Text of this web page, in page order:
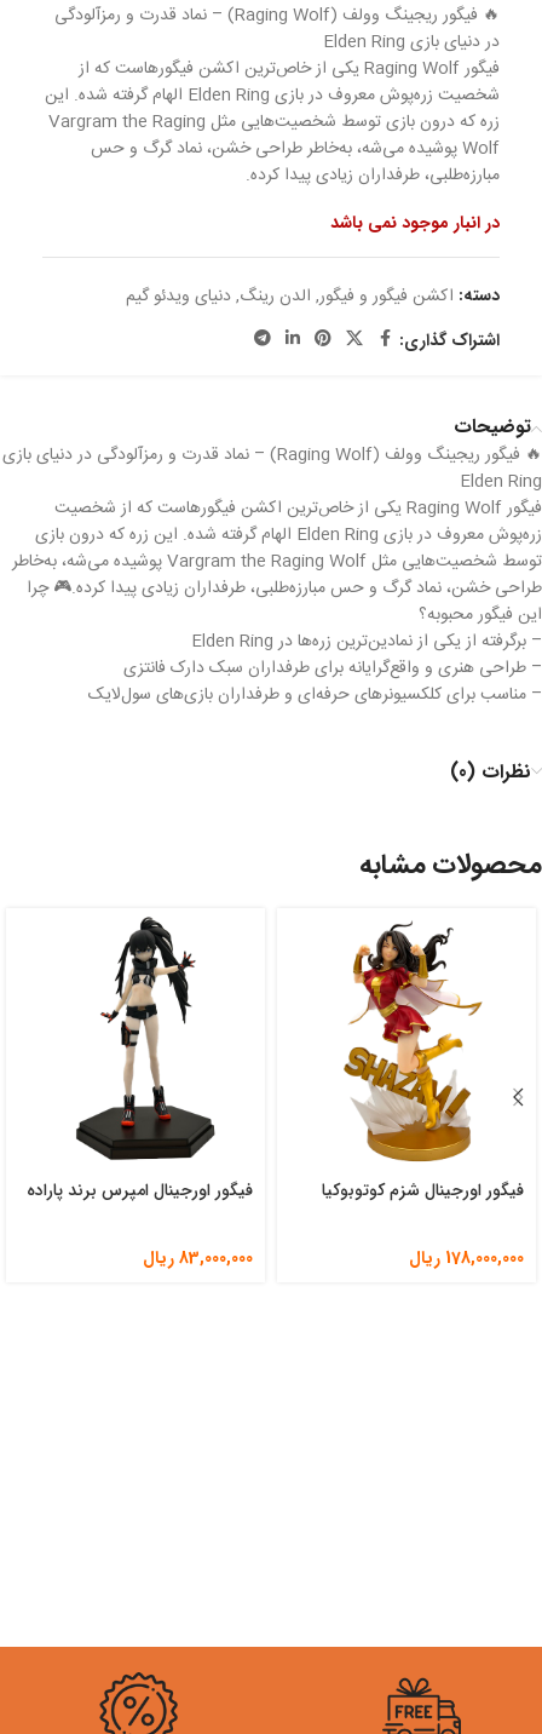
🔥 فیگور ریجینگ وولف (Raging Wolf) – نماد قدرت و رمزآلودگی
در دنیای بازی Elden Ring
فیگور Raging Wolf یکی از خاص‌ترین اکشن فیگورهاست که از
شخصیت زره‌پوش معروف در بازی Elden Ring الهام گرفته شده. این
زره که درون بازی توسط شخصیت‌هایی مثل Vargram the Raging
Wolf پوشیده می‌شه، به‌خاطر طراحی خشن، نماد گرگ و حس
مبارزه‌طلبی، طرفداران زیادی پیدا کرده.
در انبار موجود نمی باشد
دسته: اکشن فیگور و فیگور, الدن رینگ,دنیای ویدئو گیم
اشتراک گذاری:
توضیحات
🔥 فیگور ریجینگ وولف (Raging Wolf) – نماد قدرت و رمزآلودگی در دنیای بازی
Elden Ring
فیگور Raging Wolf یکی از خاص‌ترین اکشن فیگورهاست که از شخصیت
زره‌پوش معروف در بازی Elden Ring الهام گرفته شده. این زره که درون بازی
توسط شخصیت‌هایی مثل Vargram the Raging Wolf پوشیده می‌شه، به‌خاطر
طراحی خشن، نماد گرگ و حس مبارزه‌طلبی، طرفداران زیادی پیدا کرده.🎮 چرا
این فیگور محبوبه؟
– برگرفته از یکی از نمادین‌ترین زره‌ها در Elden Ring
– طراحی هنری و واقع‌گرایانه برای طرفداران سبک دارک فانتزی
– مناسب برای کلکسیونرهای حرفه‌ای و طرفداران بازی‌های سول‌لایک
نظرات (0)
محصولات مشابه
فیگور اورجینال شزم کوتوبوکیا
178,000,000 ریال
فیگور اورجینال امپرس برند پاراده
83,000,000ریال